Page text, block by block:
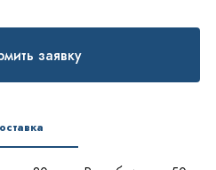
заявку